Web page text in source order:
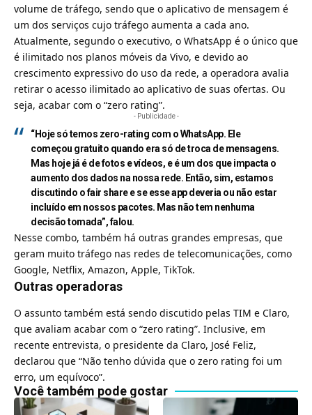
volume de tráfego, sendo que o aplicativo de mensagem é
um dos serviços cujo tráfego aumenta a cada ano.
Atualmente, segundo o executivo, o WhatsApp é o único que
é ilimitado nos planos móveis da Vivo, e devido ao
crescimento expressivo do uso da rede, a operadora avalia
retirar o acesso ilimitado ao aplicativo de suas ofertas. Ou
seja, acabar com o “zero rating”.
- Publicidade -
“Hoje só temos zero-rating com o WhatsApp. Ele
começou gratuito quando era só de troca de mensagens.
Mas hoje já é de fotos e vídeos, e é um dos que impacta o
aumento dos dados na nossa rede. Então, sim, estamos
discutindo o fair share e se esse app deveria ou não estar
incluído em nossos pacotes. Mas não tem nenhuma
decisão tomada”, falou.
Nesse combo, também há outras grandes empresas, que
geram muito tráfego nas redes de telecomunicações, como
Google, Netflix, Amazon, Apple, TikTok.
Outras operadoras
O assunto também está sendo discutido pelas TIM e Claro,
que avaliam acabar com o “zero rating”. Inclusive, em
recente entrevista, o presidente da Claro, José Feliz,
declarou que “Não tenho dúvida que o zero rating foi um
erro, um equívoco”.
Você também pode gostar